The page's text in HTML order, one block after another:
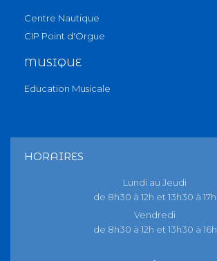
Centre Nautique
CIP Point d'Orgue
MUSIQUE
Education Musicale
HORAIRES
Lundi au Jeudi
de 8h30 à 12h et 13h30 à 17h
Vendredi
de 8h30 à 12h et 13h30 à 16h